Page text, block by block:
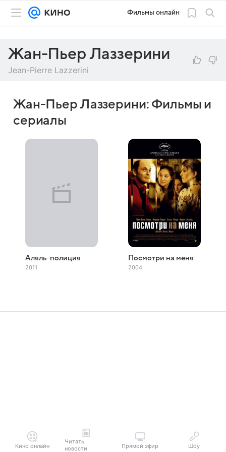
Фильмы онлайн
Жан-Пьер Лаззерини
Jean-Pierre Lazzerini
Жан-Пьер Лаззерини: Фильмы и
сериалы
Аляль-полиция
2011
Посмотри на меня
2004
Кино онлайн
Читать
новости
Прямой эфир Шоу